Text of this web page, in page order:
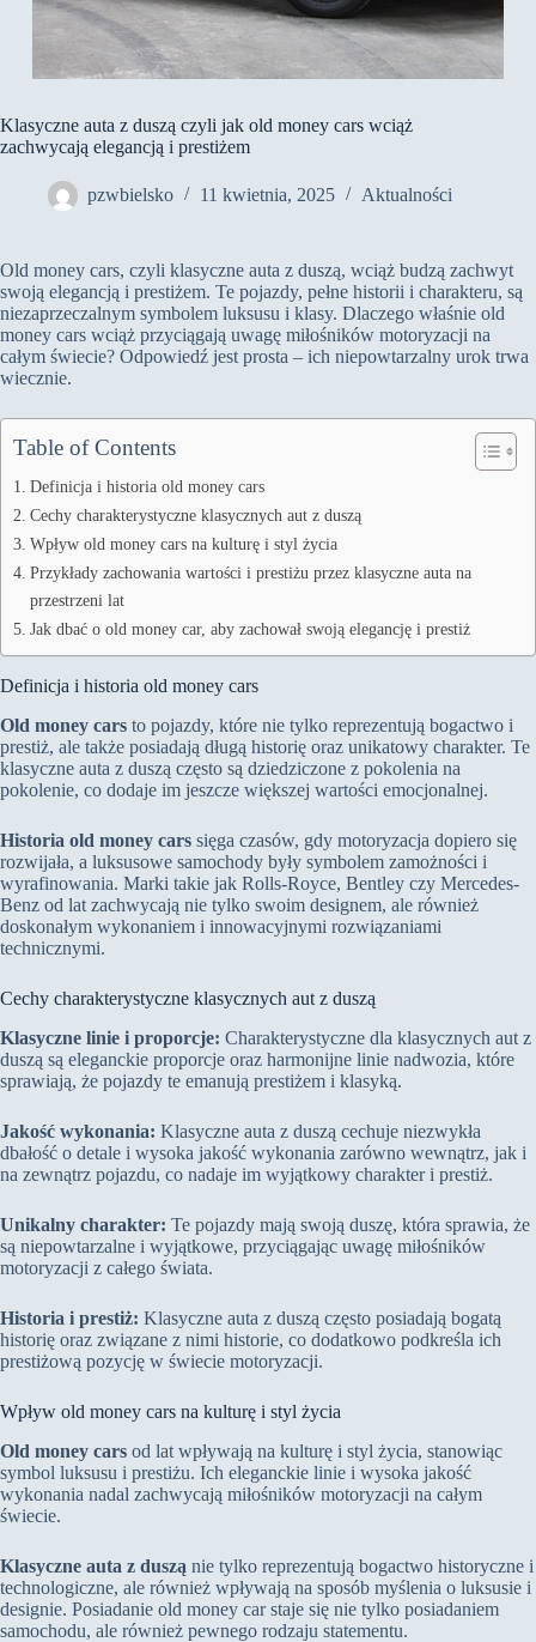
Klasyczne auta z duszą czyli jak old money cars wciąż
zachwycają elegancją i prestiżem
pzwbielsko 11 kwietnia, 2025 Aktualności
Old money cars, czyli klasyczne auta z duszą, wciąż budzą zachwyt
swoją elegancją i prestiżem. Te pojazdy, pełne historii i charakteru, są
niezaprzeczalnym symbolem luksusu i klasy. Dlaczego właśnie old
money cars wciąż przyciągają uwagę miłośników motoryzacji na
całym świecie? Odpowiedź jest prosta – ich niepowtarzalny urok trwa
wiecznie.
Table of Contents
Definicja i historia old money cars
Cechy charakterystyczne klasycznych aut z duszą
Wpływ old money cars na kulturę i styl życia
Przykłady zachowania wartości i prestiżu przez klasyczne auta na
przestrzeni lat
Jak dbać o old money car, aby zachował swoją elegancję i prestiż
Definicja i historia old money cars
Old money cars to pojazdy, które nie tylko reprezentują bogactwo i
prestiż, ale także posiadają długą historię oraz unikatowy charakter. Te
klasyczne auta z duszą często są dziedziczone z pokolenia na
pokolenie, co dodaje im jeszcze większej wartości emocjonalnej.
Historia old money cars sięga czasów, gdy motoryzacja dopiero się
rozwijała, a luksusowe samochody były symbolem zamożności i
wyrafinowania. Marki takie jak Rolls-Royce, Bentley czy Mercedes-
Benz od lat zachwycają nie tylko swoim designem, ale również
doskonałym wykonaniem i innowacyjnymi rozwiązaniami
technicznymi.
Cechy charakterystyczne klasycznych aut z duszą
Klasyczne linie i proporcje: Charakterystyczne dla klasycznych aut z
duszą są eleganckie proporcje oraz harmonijne linie nadwozia, które
sprawiają, że pojazdy te emanują prestiżem i klasyką.
Jakość wykonania: Klasyczne auta z duszą cechuje niezwykła
dbałość o detale i wysoka jakość wykonania zarówno wewnątrz, jak i
na zewnątrz pojazdu, co nadaje im wyjątkowy charakter i prestiż.
Unikalny charakter: Te pojazdy mają swoją duszę, która sprawia, że
są niepowtarzalne i wyjątkowe, przyciągając uwagę miłośników
motoryzacji z całego świata.
Historia i prestiż: Klasyczne auta z duszą często posiadają bogatą
historię oraz związane z nimi historie, co dodatkowo podkreśla ich
prestiżową pozycję w świecie motoryzacji.
Wpływ old money cars na kulturę i styl życia
Old money cars od lat wpływają na kulturę i styl życia, stanowiąc
symbol luksusu i prestiżu. Ich eleganckie linie i wysoka jakość
wykonania nadal zachwycają miłośników motoryzacji na całym
świecie.
Klasyczne auta z duszą nie tylko reprezentują bogactwo historyczne i
technologiczne, ale również wpływają na sposób myślenia o luksusie i
designie. Posiadanie old money car staje się nie tylko posiadaniem
samochodu, ale również pewnego rodzaju statementu.